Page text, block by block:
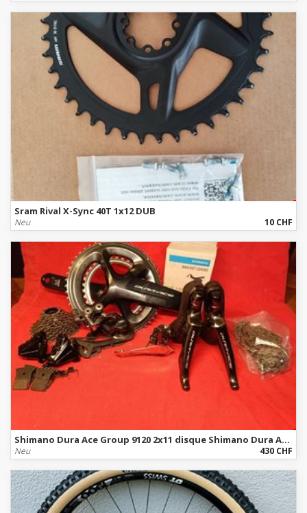
Sram Rival X-Sync 40T 1x12 DUB
Neu 10 CHF
Shimano Dura Ace Group 9120 2x11 disque Shimano Dura Ace Gruppe 9120 2x11 Disc
Neu 430 CHF